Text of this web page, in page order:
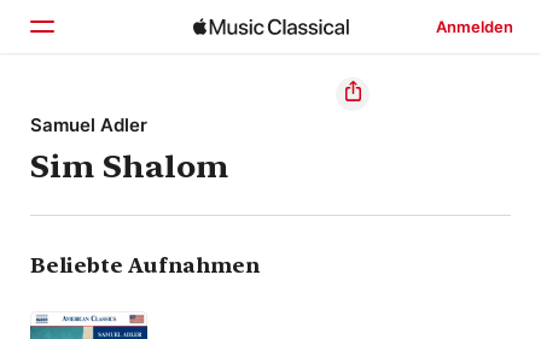
Anmelden
Startseite
Entdecken
Suchen
Samuel Adler
Sim Shalom
Beliebte Aufnahmen